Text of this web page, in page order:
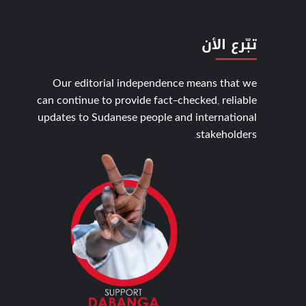
تبّرع الأن
Our editorial independence means that we
can continue to provide fact-checked, reliable
updates to Sudanese people and international
stakeholders.